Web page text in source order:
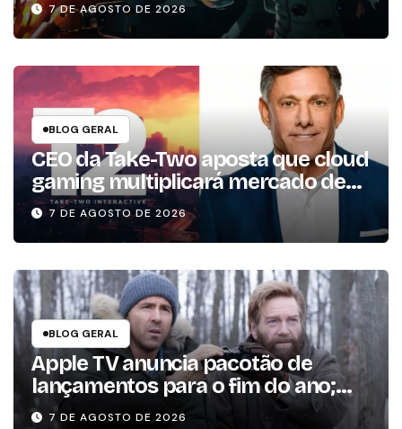
7 DE AGOSTO DE 2026
BLOG GERAL
CEO da Take-Two aposta que cloud
gaming multiplicará mercado de
jogos por 10 em três anos
7 DE AGOSTO DE 2026
BLOG GERAL
Apple TV anuncia pacotão de
lançamentos para o fim do ano;
conheça as produções
7 DE AGOSTO DE 2026